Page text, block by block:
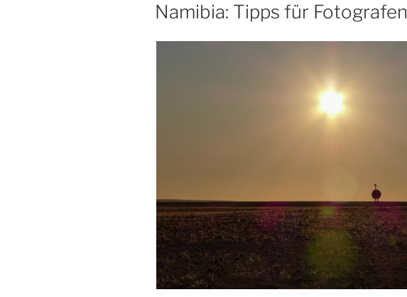
AM
Namibia: Tipps für Fotografen